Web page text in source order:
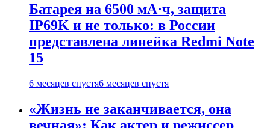
Батарея на 6500 мА·ч, защита
IP69K и не только: в России
представлена линейка Redmi Note
15
6 месяцев спустя6 месяцев спустя
«Жизнь не заканчивается, она